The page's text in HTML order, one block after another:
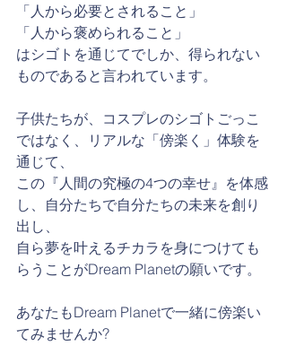
「人から必要とされること」
「人から褒められること」
はシゴトを通じてでしか、得られない
ものであると言われています。
子供たちが、コスプレのシゴトごっこ
ではなく、リアルな「傍楽く」体験を
通じて、
この『人間の究極の4つの幸せ』を体感
し、自分たちで自分たちの未来を創り
出し、
自ら夢を叶えるチカラを身につけても
らうことがDream Planetの願いです。
あなたもDream Planetで一緒に傍楽い
てみませんか?